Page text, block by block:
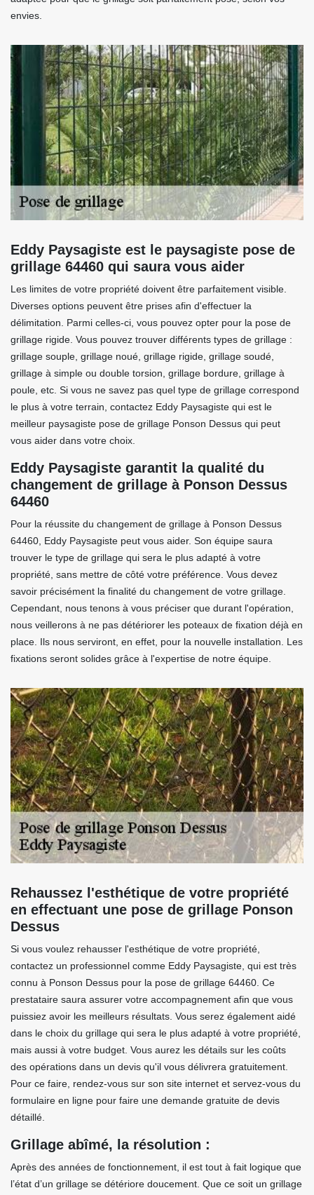
envies.
Eddy Paysagiste est le paysagiste pose de
grillage 64460 qui saura vous aider
Les limites de votre propriété doivent être parfaitement visible.
Diverses options peuvent être prises afin d'effectuer la
délimitation. Parmi celles-ci, vous pouvez opter pour la pose de
grillage rigide. Vous pouvez trouver différents types de grillage :
grillage souple, grillage noué, grillage rigide, grillage soudé,
grillage à simple ou double torsion, grillage bordure, grillage à
poule, etc. Si vous ne savez pas quel type de grillage correspond
le plus à votre terrain, contactez Eddy Paysagiste qui est le
meilleur paysagiste pose de grillage Ponson Dessus qui peut
vous aider dans votre choix.
Eddy Paysagiste garantit la qualité du
changement de grillage à Ponson Dessus
64460
Pour la réussite du changement de grillage à Ponson Dessus
64460, Eddy Paysagiste peut vous aider. Son équipe saura
trouver le type de grillage qui sera le plus adapté à votre
propriété, sans mettre de côté votre préférence. Vous devez
savoir précisément la finalité du changement de votre grillage.
Cependant, nous tenons à vous préciser que durant l'opération,
nous veillerons à ne pas détériorer les poteaux de fixation déjà en
place. Ils nous serviront, en effet, pour la nouvelle installation. Les
fixations seront solides grâce à l'expertise de notre équipe.
Rehaussez l'esthétique de votre propriété
en effectuant une pose de grillage Ponson
Dessus
Si vous voulez rehausser l'esthétique de votre propriété,
contactez un professionnel comme Eddy Paysagiste, qui est très
connu à Ponson Dessus pour la pose de grillage 64460. Ce
prestataire saura assurer votre accompagnement afin que vous
puissiez avoir les meilleurs résultats. Vous serez également aidé
dans le choix du grillage qui sera le plus adapté à votre propriété,
mais aussi à votre budget. Vous aurez les détails sur les coûts
des opérations dans un devis qu'il vous délivrera gratuitement.
Pour ce faire, rendez-vous sur son site internet et servez-vous du
formulaire en ligne pour faire une demande gratuite de devis
détaillé.
Grillage abîmé, la résolution :
Après des années de fonctionnement, il est tout à fait logique que
l’état d’un grillage se détériore doucement. Que ce soit un grillage